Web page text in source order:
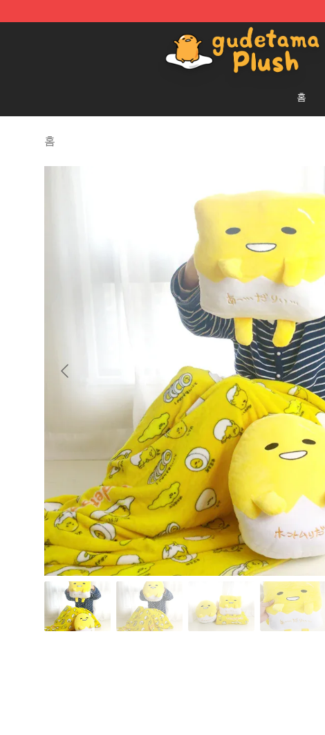
Gudetama Plush Shop - The Best Store of Gudetama Plush
홈
홈